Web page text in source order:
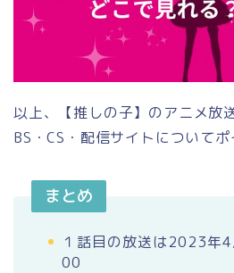
以上、【推しの子】のアニメ放
BS・CS・配信サイトについてポ
まとめ
１話目の放送は2023年
00